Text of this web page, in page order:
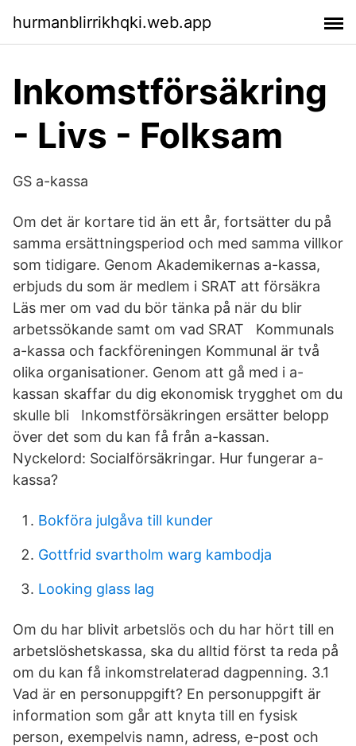
hurmanblirrikhqki.web.app
Inkomstförsäkring
- Livs - Folksam
GS a-kassa
Om det är kortare tid än ett år, fortsätter du på
samma ersättningsperiod och med samma villkor
som tidigare. Genom Akademikernas a-kassa,
erbjuds du som är medlem i SRAT att försäkra
Läs mer om vad du bör tänka på när du blir
arbetssökande samt om vad SRAT Kommunals
a-kassa och fackföreningen Kommunal är två
olika organisationer. Genom att gå med i a-
kassan skaffar du dig ekonomisk trygghet om du
skulle bli Inkomstförsäkringen ersätter belopp
över det som du kan få från a-kassan.
Nyckelord: Socialförsäkringar. Hur fungerar a-
kassa?
Bokföra julgåva till kunder
Gottfrid svartholm warg kambodja
Looking glass lag
Om du har blivit arbetslös och du har hört till en
arbetslöshetskassa, ska du alltid först ta reda på
om du kan få inkomstrelaterad dagpenning. 3.1
Vad är en personuppgift? En personuppgift är
information som går att knyta till en fysisk
person, exempelvis namn, adress, e-post och